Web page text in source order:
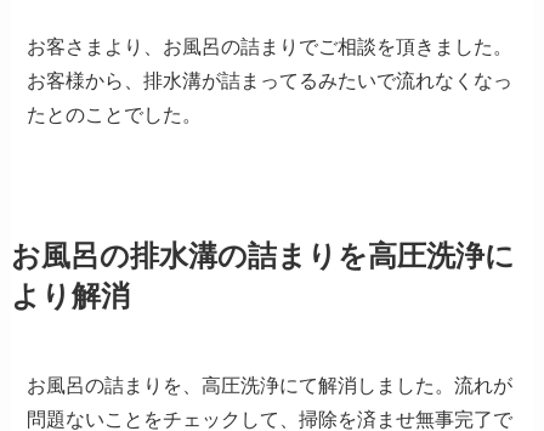
お客さまより、お風呂の詰まりでご相談を頂きました。
お客様から、排水溝が詰まってるみたいで流れなくなっ
たとのことでした。
お風呂の排水溝の詰まりを高圧洗浄に
より解消
お風呂の詰まりを、高圧洗浄にて解消しました。流れが
問題ないことをチェックして、掃除を済ませ無事完了で